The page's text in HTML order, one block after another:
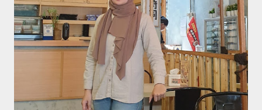
m
m
e
n